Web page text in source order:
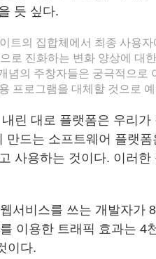
듯 싶다.
트의 집합체에서 최종 사용자
로 진화하는 변화 양상에 대
념의 주창자들은 궁극적으로
프로그램을 대체할 것으로
린 대로 플랫폼은 우리가
드는 소프트웨어 플랫폼
사용하는 것이다. 이러한
서비스를 쓰는 개발자가
이용한 트래픽 효과는 4
이다.